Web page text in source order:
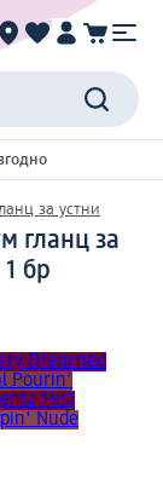
за устни
гланц за
бр
Drenched
Pourin'
Mist
Nude